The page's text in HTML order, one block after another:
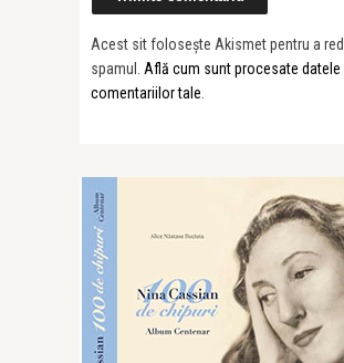
Acest sit folosește Akismet pentru a
spamul. Află cum sunt procesate datele
comentariilor tale